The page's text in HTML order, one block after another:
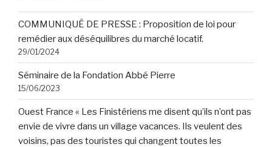
COMMUNIQUÉ DE PRESSE : Proposition de loi pour
remédier aux déséquilibres du marché locatif.
29/01/2024
Séminaire de la Fondation Abbé Pierre
15/06/2023
Ouest France « Les Finistériens me disent qu’ils n’ont pas
envie de vivre dans un village vacances. Ils veulent des
voisins, pas des touristes qui changent toutes les